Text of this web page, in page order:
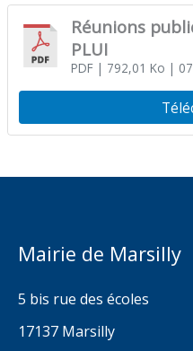
Réunions
PLUI
PDF| 792,01 Ko |
Mairie de Marsilly
5 bis rue des écoles
17137 Marsilly